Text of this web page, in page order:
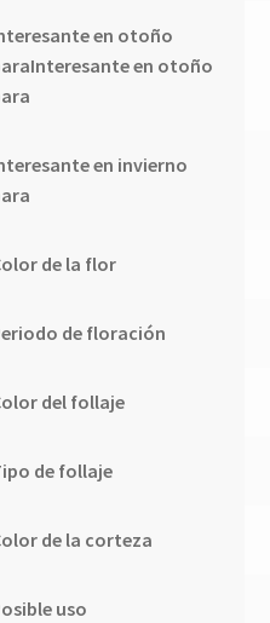
en otoño
en otoño
en invierno
de la flor
de floración
del follaje
de follaje
de la corteza
uso